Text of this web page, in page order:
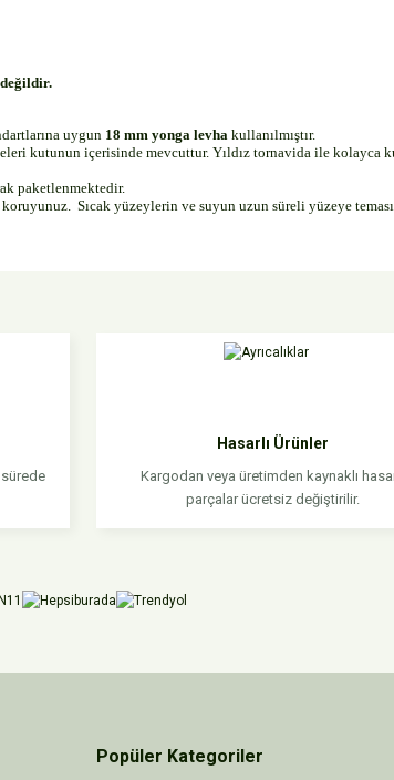
uygun 18 mm yonga levha kullanılmıştır.
kutunun içerisinde mevcuttur. Yıldız tornavida ile
paketlenmektedir.
Sıcak yüzeylerin ve suyun uzun süreli yüzeye
Gönder
Hasarlı Ürünler
Kargodan veya üretimden kaynaklı
parçalar ücretsiz değiştirilir.
Popüler Kategoriler